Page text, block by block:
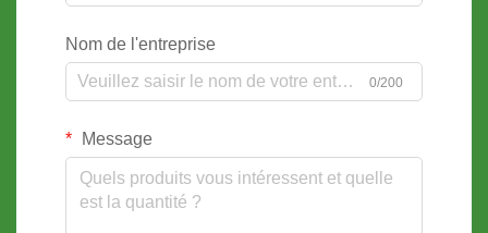
Nom de l'entreprise
0/200
Message